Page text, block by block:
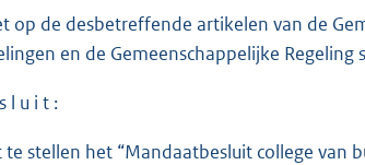
op de desbetreffende artikelen van de
en de Gemeenschappelijke
l u i t :
te stellen het “Mandaatbesluit college van